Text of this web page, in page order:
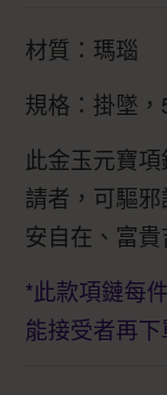
材質：瑪瑙
規格：掛墜
此金玉元寶
請者，可驅
安自在、富貴
*此款項鏈每
能接受者再下